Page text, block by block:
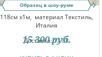
Образец в шоу-руме
118см x1м, материал Текстиль,
Италия
Доставка:12.08
15 300 руб.